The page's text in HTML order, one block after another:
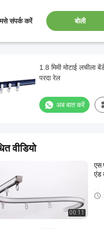
संपर्क करें बोली
1.8 मिमी मोटाई लचीला
परदा रेल
अब बात करें
वीडियो
00:11
एस
एंड